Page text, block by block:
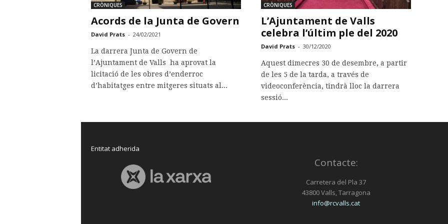
CRÒNIQUES
Acords de la Junta de Govern
David Prats - 24/02/2021
La darrera Junta de Govern de
l’Ajuntament de Valls ha aprovat la
licitació de les obres d’enderroc
d’habitatges entre mitgeres situats al...
CRÒNIQUES
L’Ajuntament de Valls
celebra l’últim ple del 2020
David Prats - 30/12/2020
Aquest dimecres 30 de desembre, a partir
de les 5 de la tarda, a través de
videoconferència, tindrà lloc la darrera
sessió...
Entitat adherida
Contacte:
Carretera del Pla 37
43800 Valls, Tarragona
info@rcvalls.cat